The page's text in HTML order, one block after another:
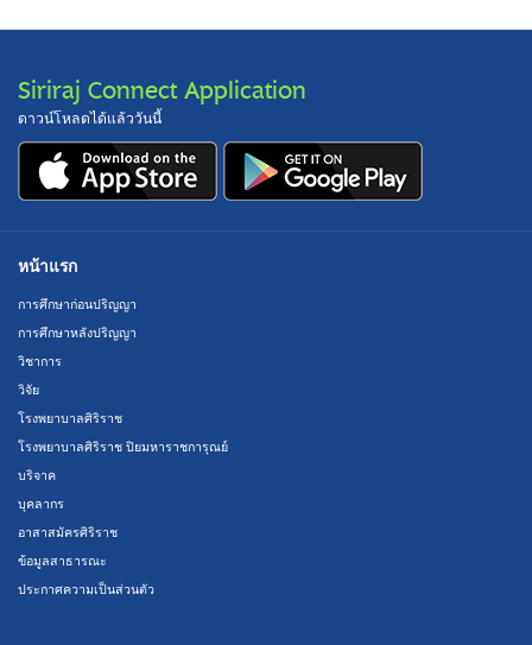
Siriraj Connect Application
ดาวน์โหลดได้แล้ววันนี้
หน้าแรก
การศึกษาก่อนปริญญา
การศึกษาหลังปริญญา
วิชาการ
วิจัย
โรงพยาบาลศิริราช
โรงพยาบาลศิริราช ปิยมหาราชการุณย์
บริจาค
บุคลากร
อาสาสมัครศิริราช
ข้อมูลสาธารณะ
ประกาศความเป็นส่วนตัว